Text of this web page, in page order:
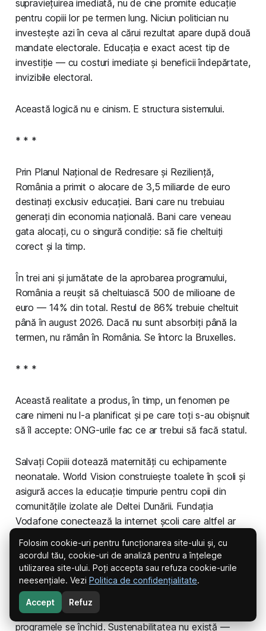
supraviețuirea imediată, nu de cine promite educație
pentru copiii lor pe termen lung. Niciun politician nu
investește azi în ceva al cărui rezultat apare după două
mandate electorale. Educația e exact acest tip de
investiție — cu costuri imediate și beneficii îndepărtate,
invizibile electoral.
Această logică nu e cinism. E structura sistemului.
* * *
Prin Planul Național de Redresare și Reziliență,
România a primit o alocare de 3,5 miliarde de euro
destinați exclusiv educației. Bani care nu trebuiau
generați din economia națională. Bani care veneau
gata alocați, cu o singură condiție: să fie cheltuiți
corect și la timp.
În trei ani și jumătate de la aprobarea programului,
România a reușit să cheltuiască 500 de milioane de
euro — 14% din total. Restul de 86% trebuie cheltuit
până în august 2026. Dacă nu sunt absorbiți până la
termen, nu rămân în România. Se întorc la Bruxelles.
* * *
Această realitate a produs, în timp, un fenomen pe
care nimeni nu l-a planificat și pe care toți s-au obișnuit
să îl accepte: ONG-urile fac ce ar trebui să facă statul.
Salvați Copiii dotează maternități cu echipamente
neonatale. World Vision construiește toalete în școli și
asigură acces la educație timpurie pentru copii din
comunitățile izolate ale Deltei Dunării. Fundația
Vodafone conectează la internet școli care altfel ar
trimite profesori în școli rurale unde posturile didactice
rămân neocupate an după an.
Fiecare dintre aceste organizații funcționează pe o
logică fundamental fragilă: când donatorii se retrag,
programele se închid. Sustenabilitatea nu există —
Folosim cookie-uri pentru funcționarea site-ului și, cu
acordul tău, cookie-uri de analiză pentru a înțelege
utilizarea site-ului. Poți accepta sau refuza cookie-urile
neesențiale. Vezi Politica de confidențialitate.
Accept Refuz